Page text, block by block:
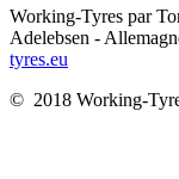
Working-Tyres par
Adelebsen -
tyres.eu
© 2018 Working-